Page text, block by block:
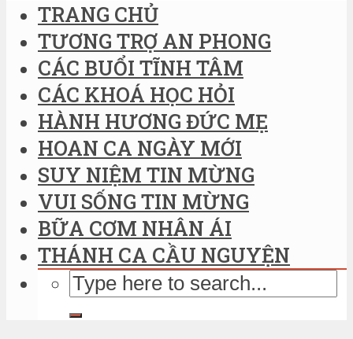
TRANG CHỦ
TƯƠNG TRỢ AN PHONG
CÁC BUỔI TĨNH TÂM
CÁC KHOÁ HỌC HỎI
HÀNH HƯƠNG ĐỨC MẸ
HOAN CA NGÀY MỚI
SUY NIỆM TIN MỪNG
VUI SỐNG TIN MỪNG
BỮA CƠM NHÂN ÁI
THÁNH CA CẦU NGUYỆN